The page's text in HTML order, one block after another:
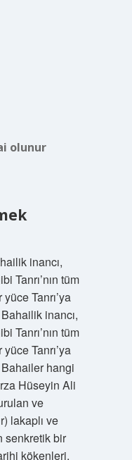
olunur
inancı,
Tanrı’nın tüm
Tanrı’ya
inancı,
Tanrı’nın tüm
Tanrı’ya
Bahailer hangi
Hüseyin Ali
ve
lakaplı ve
senkretik bir
kökenleri,